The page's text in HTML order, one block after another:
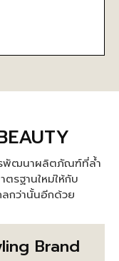
รพัฒนาผลิตภัณฑ์ที่ล้ำ
รฐานใหม่ให้กับ
ลกว่านั้นอีกด้วย
Brand